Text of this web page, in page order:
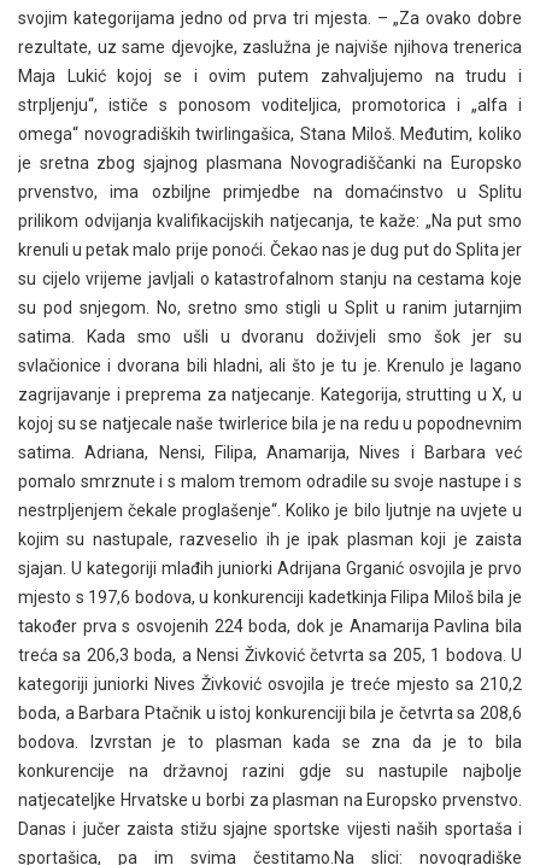
svojim kategorijama jedno od prva tri mjesta. – „Za ovako dobre
rezultate, uz same djevojke, zaslužna je najviše njihova trenerica
Maja Lukić kojoj se i ovim putem zahvaljujemo na trudu i
strpljenju“, ističe s ponosom voditeljica, promotorica i „alfa i
omega“ novogradiških twirlingašica, Stana Miloš. Međutim, koliko
je sretna zbog sjajnog plasmana Novogradiščanki na Europsko
prvenstvo, ima ozbiljne primjedbe na domaćinstvo u Splitu
prilikom odvijanja kvalifikacijskih natjecanja, te kaže: „Na put smo
krenuli u petak malo prije ponoći. Čekao nas je dug put do Splita jer
su cijelo vrijeme javljali o katastrofalnom stanju na cestama koje
su pod snjegom. No, sretno smo stigli u Split u ranim jutarnjim
satima. Kada smo ušli u dvoranu doživjeli smo šok jer su
svlačionice i dvorana bili hladni, ali što je tu je. Krenulo je lagano
zagrijavanje i preprema za natjecanje. Kategorija, strutting u X, u
kojoj su se natjecale naše twirlerice bila je na redu u popodnevnim
satima. Adriana, Nensi, Filipa, Anamarija, Nives i Barbara već
pomalo smrznute i s malom tremom odradile su svoje nastupe i s
nestrpljenjem čekale proglašenje“. Koliko je bilo ljutnje na uvjete u
kojim su nastupale, razveselio ih je ipak plasman koji je zaista
sjajan. U kategoriji mlađih juniorki Adrijana Grganić osvojila je prvo
mjesto s 197,6 bodova, u konkurenciji kadetkinja Filipa Miloš bila je
također prva s osvojenih 224 boda, dok je Anamarija Pavlina bila
treća sa 206,3 boda, a Nensi Živković četvrta sa 205, 1 bodova. U
kategoriji juniorki Nives Živković osvojila je treće mjesto sa 210,2
boda, a Barbara Ptačnik u istoj konkurenciji bila je četvrta sa 208,6
bodova. Izvrstan je to plasman kada se zna da je to bila
konkurencije na državnoj razini gdje su nastupile najbolje
natjecateljke Hrvatske u borbi za plasman na Europsko prvenstvo.
Danas i jučer zaista stižu sjajne sportske vijesti naših sportaša i
sportašica, pa im svima čestitamo.Na slici: novogradiške